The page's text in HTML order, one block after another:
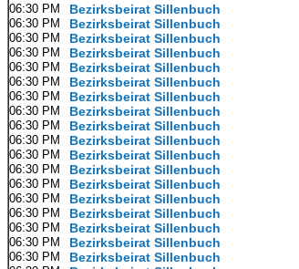
06:30 PM Bezirksbeirat Sillenbuch
06:30 PM Bezirksbeirat Sillenbuch
06:30 PM Bezirksbeirat Sillenbuch
06:30 PM Bezirksbeirat Sillenbuch
06:30 PM Bezirksbeirat Sillenbuch
06:30 PM Bezirksbeirat Sillenbuch
06:30 PM Bezirksbeirat Sillenbuch
06:30 PM Bezirksbeirat Sillenbuch
06:30 PM Bezirksbeirat Sillenbuch
06:30 PM Bezirksbeirat Sillenbuch
06:30 PM Bezirksbeirat Sillenbuch
06:30 PM Bezirksbeirat Sillenbuch
06:30 PM Bezirksbeirat Sillenbuch
06:30 PM Bezirksbeirat Sillenbuch
06:30 PM Bezirksbeirat Sillenbuch
06:30 PM Bezirksbeirat Sillenbuch
06:30 PM Bezirksbeirat Sillenbuch
06:30 PM Bezirksbeirat Sillenbuch